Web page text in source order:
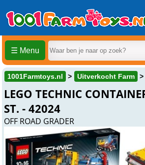
☰ Menu
1001Farmtoys.nl Uitverkocht Farm
LEGO TECHNIC
ST. - 42024
OFF ROAD GRADER